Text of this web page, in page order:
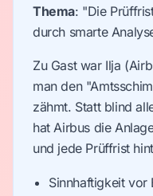
Thema: "Die
durch smarte
Zu Gast war Ilja
man den
zähmt. Statt blind
hat Airbus die
und jede Prüffrist
Sinnhaftigkeit vor